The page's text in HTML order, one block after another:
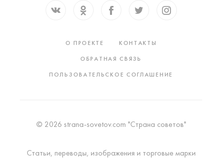
О ПРОЕКТЕ
КОНТАКТЫ
ОБРАТНАЯ СВЯЗЬ
ПОЛЬЗОВАТЕЛЬСКОЕ СОГЛАШЕНИЕ
© 2026 strana-sovetov.com "Страна советов"
Статьи, переводы, изображения и торговые марки